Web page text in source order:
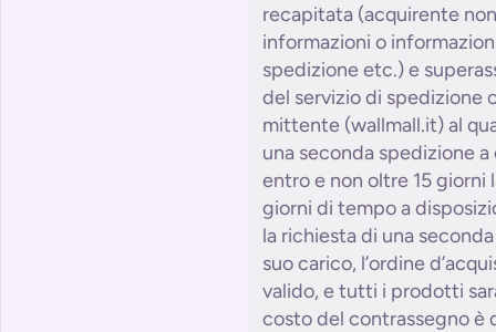
recapitata (acquirente
informazioni o
spedizione etc.) e
del servizio di spedizione
mittente (wallmall.it) al
una seconda spedizione
entro e non oltre 15 giorni
giorni di tempo a
la richiesta di una
suo carico, l’ordine
valido, e tutti i prodotti
costo del contrassegno è